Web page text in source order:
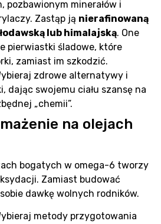
pozbawionym minerałów i
Zastąp ją nierafinowaną
lub himalajską. One
pierwiastki śladowe, które
zamiast im szkodzić.
zdrowe alternatywy i
dając swojemu ciału szansę na
„chemii”.
na olejach
bogatych w omega-6 tworzy
Zamiast budować
dawkę wolnych rodników.
metody przygotowania